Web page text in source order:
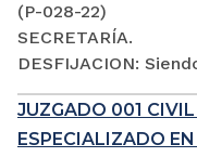
(P-028-22)
SECRETARÍA.
DESFIJACION:
JUZGADO 001
ESPECIALIZADO